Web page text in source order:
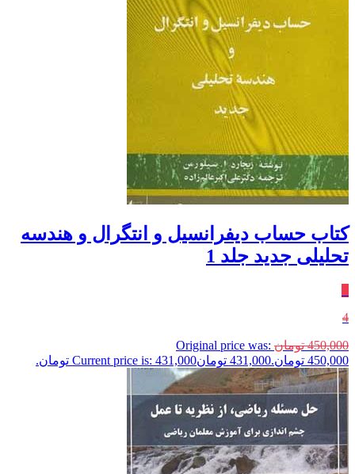
کتاب حساب دیفرانسیل و انتگرال و هندسه
تحلیلی جدید جلد 1
4
450,000 تومان Original price was:
450,000 تومان.
431,000 تومانCurrent price is: 431,000 تومان.